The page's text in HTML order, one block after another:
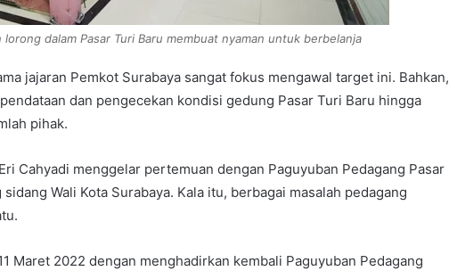
dalam Pasar Turi Baru membuat nyaman untuk berbelanja
jajaran Pemkot Surabaya sangat fokus mengawal target ini. Bahkan,
dan pengecekan kondisi gedung Pasar Turi Baru hingga
pihak.
Cahyadi menggelar pertemuan dengan Paguyuban Pedagang Pasar
Wali Kota Surabaya. Kala itu, berbagai masalah pedagang
Maret 2022 dengan menghadirkan kembali Paguyuban Pedagang